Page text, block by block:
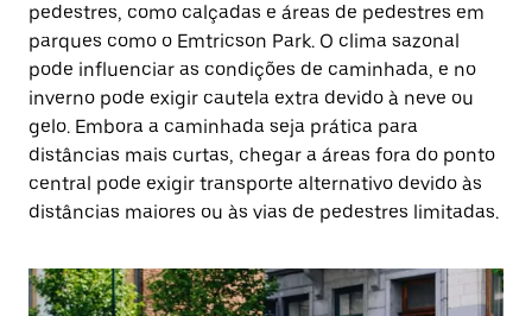
pedestres, como calçadas e áreas de pedestres em
parques como o Emtricson Park. O clima sazonal
pode influenciar as condições de caminhada, e no
inverno pode exigir cautela extra devido à neve ou
gelo. Embora a caminhada seja prática para
distâncias mais curtas, chegar a áreas fora do ponto
central pode exigir transporte alternativo devido às
distâncias maiores ou às vias de pedestres limitadas.